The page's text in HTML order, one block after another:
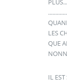
LES
QUE
IL